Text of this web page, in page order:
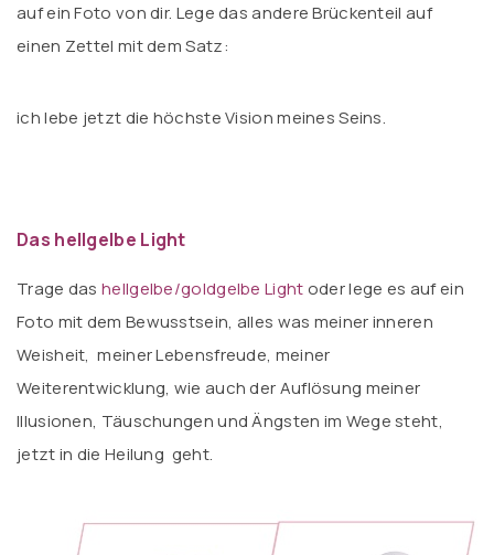
auf ein Foto von dir. Lege das andere Brückenteil auf
einen Zettel mit dem Satz:
ich lebe jetzt die höchste Vision meines Seins.
Das hellgelbe Light
Trage das hellgelbe/goldgelbe Light oder lege es auf ein
Foto mit dem Bewusstsein, alles was meiner inneren
Weisheit, meiner Lebensfreude, meiner
Weiterentwicklung, wie auch der Auflösung meiner
Illusionen, Täuschungen und Ängsten im Wege steht,
jetzt in die Heilung geht.